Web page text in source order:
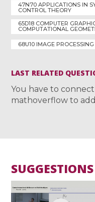
47N70 APPLICATIONS IN
CONTROL THEORY
65D18 COMPUTER
COMPUTATIONAL
68U10 IMAGE PROCESSING
LAST RELATED
You have to
mathoverflow to
SUGGESTIONS